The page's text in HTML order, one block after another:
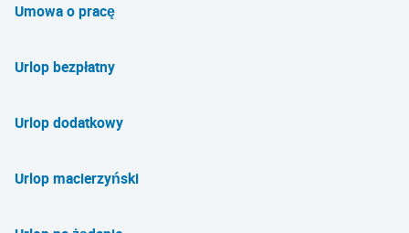
Umowa o pracę
Urlop bezpłatny
Urlop dodatkowy
Urlop macierzyński